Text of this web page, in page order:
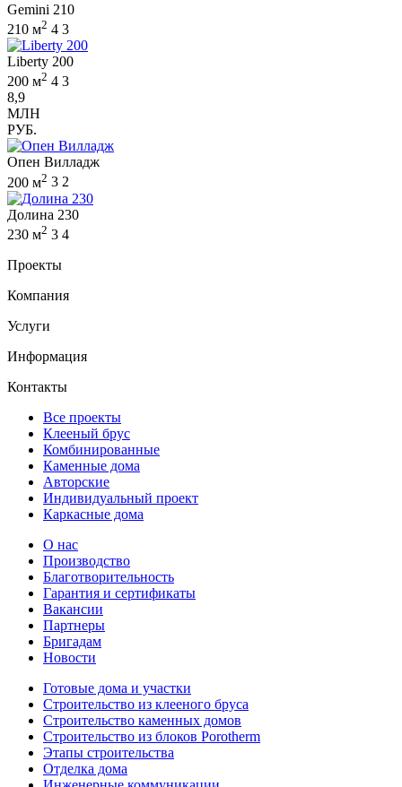
Gemini 210
210 м2 4 3
Liberty 200
200 м2 4 3
8,9
МЛН
РУБ.
Опен Вилладж
200 м2 3 2
Долина 230
230 м2 3 4
Проекты
Компания
Услуги
Информация
Контакты
Все проекты
Клееный брус
Комбинированные
Каменные дома
Авторские
Индивидуальный проект
Каркасные дома
О нас
Производство
Благотворительность
Гарантия и сертификаты
Вакансии
Партнеры
Бригадам
Новости
Готовые дома и участки
Строительство из клееного бруса
Строительство каменных домов
Строительство из блоков Porotherm
Этапы строительства
Отделка дома